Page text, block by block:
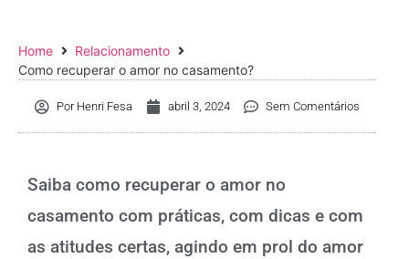
Home
Relacionamento
Como recuperar o amor no casamento?
PorHenri Fesa abril 3, 2024 Sem Comentários
Saiba como recuperar o amor no
casamento com práticas, com dicas e com
as atitudes certas, agindo em prol do amor